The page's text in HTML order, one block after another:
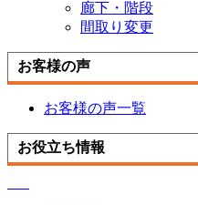
廊下・階段
間取り変更
お客様の声
お客様の声一覧
お役立ち情報